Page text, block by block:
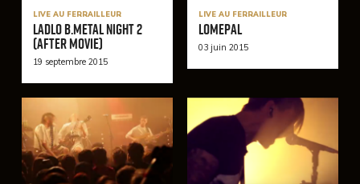
LIVE AU FERRAILLEUR
LADLO B.Metal Night 2
(After Movie)
19 septembre 2015
LIVE AU FERRAILLEUR
Lomepal
03 juin 2015